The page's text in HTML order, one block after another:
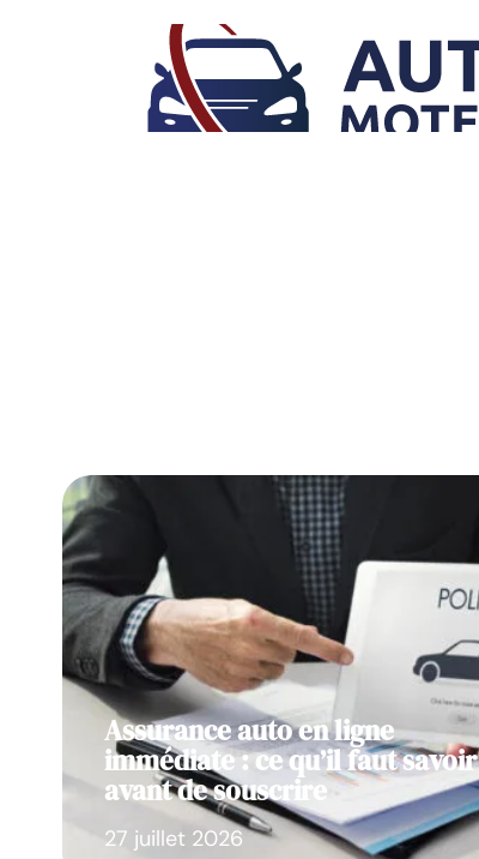
Assurance auto en ligne
immédiate : ce qu’il faut savoir
avant de souscrire
27 juillet 2026